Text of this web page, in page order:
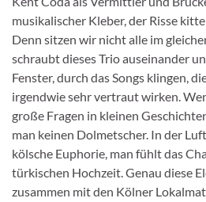
musikalischer Kleber, der Risse
Denn sitzen wir nicht alle im
schraubt dieses Trio auseinander
Fenster, durch das Songs klingen,
irgendwie sehr vertraut wirken.
große Fragen in kleinen
man keinen Dolmetscher. In der
kölsche Euphorie, man fühlt das
türkischen Hochzeit. Genau diese
zusammen mit den Kölner